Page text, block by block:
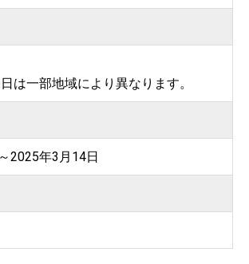
は一部地域により異なります。
2025年3月14日